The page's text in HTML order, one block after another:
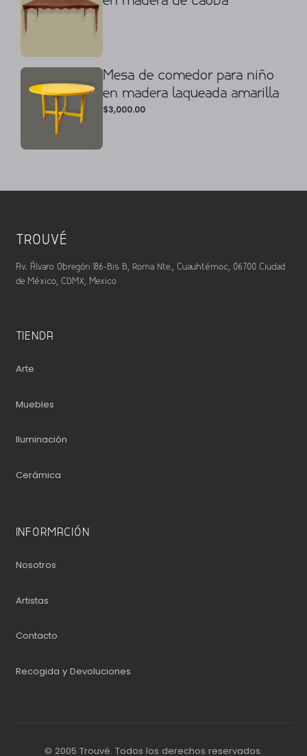
Mesa de comedor para niño
en madera laqueada amarilla
$3,000.00
TROUVÉ
Av. Álvaro Obregón 186-Bis B, Roma Nte., Cuauhtémoc, 06700 Ciudad
de México, CDMX, Mexico
TIENDA
Arte
Muebles
Iluminación
Cerámica
INFORMACIÓN
Nosotros
Artistas
Contacto
Recogida y Devoluciones
© 2005 Trouvé. Todos los derechos reservados.